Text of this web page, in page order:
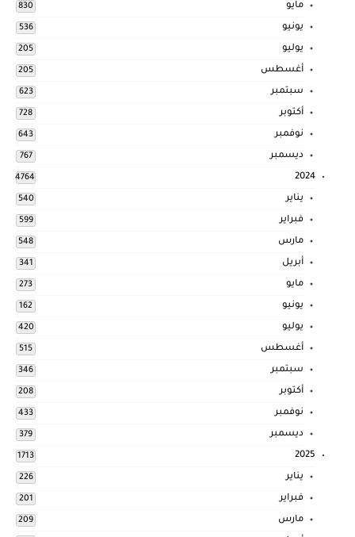
مايو 830
يونيو 536
يوليو 205
أغسطس 205
سبتمبر 623
أكتوبر 728
نوفمبر 643
ديسمبر 767
2024
4764
يناير 540
فبراير 599
مارس 548
أبريل 341
مايو 273
يونيو 162
يوليو 420
أغسطس 515
سبتمبر 346
أكتوبر 208
نوفمبر 433
ديسمبر 379
2025
1713
يناير 226
فبراير 201
مارس 209